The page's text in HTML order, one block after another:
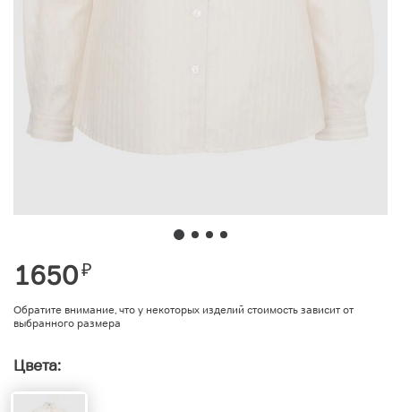
1650₽
Обратите внимание, что у некоторых изделий стоимость зависит от
выбранного размера
Цвета: